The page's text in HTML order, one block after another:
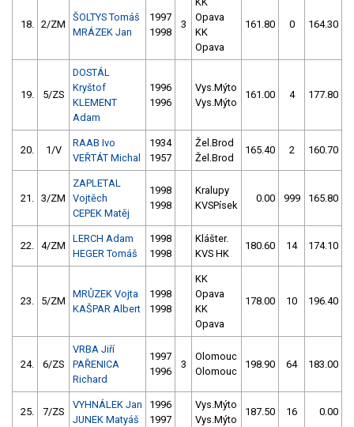
18. 2/ZM
ŠOLTYS Tomáš
MRÁZEK Jan
1997
1998
3
Opava
KK
Opava
161.80 0 164.30
19. 5/ZS
DOSTÁL
Kryštof
KLEMENT
Adam
1996
1996
Vys.Mýto
Vys.Mýto
161.00 4 177.80
20. 1/V
RAAB Ivo
VEŘTÁT Michal
1934
1957
Žel.Brod
Žel.Brod
165.40 2 160.70
21. 3/ZM
ZAPLETAL
Vojtěch
CEPEK Matěj
1998
1998
Kralupy
KVSPísek
0.00 999 165.80
22. 4/ZM
LERCH Adam
HEGER Tomáš
1998
1998
Klášter.
KVS HK
180.60 14 174.10
23. 5/ZM
MRŮZEK Vojta
KAŠPAR Albert
1998
1998
KK
Opava
KK
Opava
178.00 10 196.40
24. 6/ZS
VRBA Jiří
PAŘENICA
Richard
1997
1996
3
Olomouc
Olomouc
198.90 64 183.00
25. 7/ZS
VYHNÁLEK Jan
JUNEK Matyáš
1996
1997
Vys.Mýto
Vys.Mýto
187.50 16 0.00